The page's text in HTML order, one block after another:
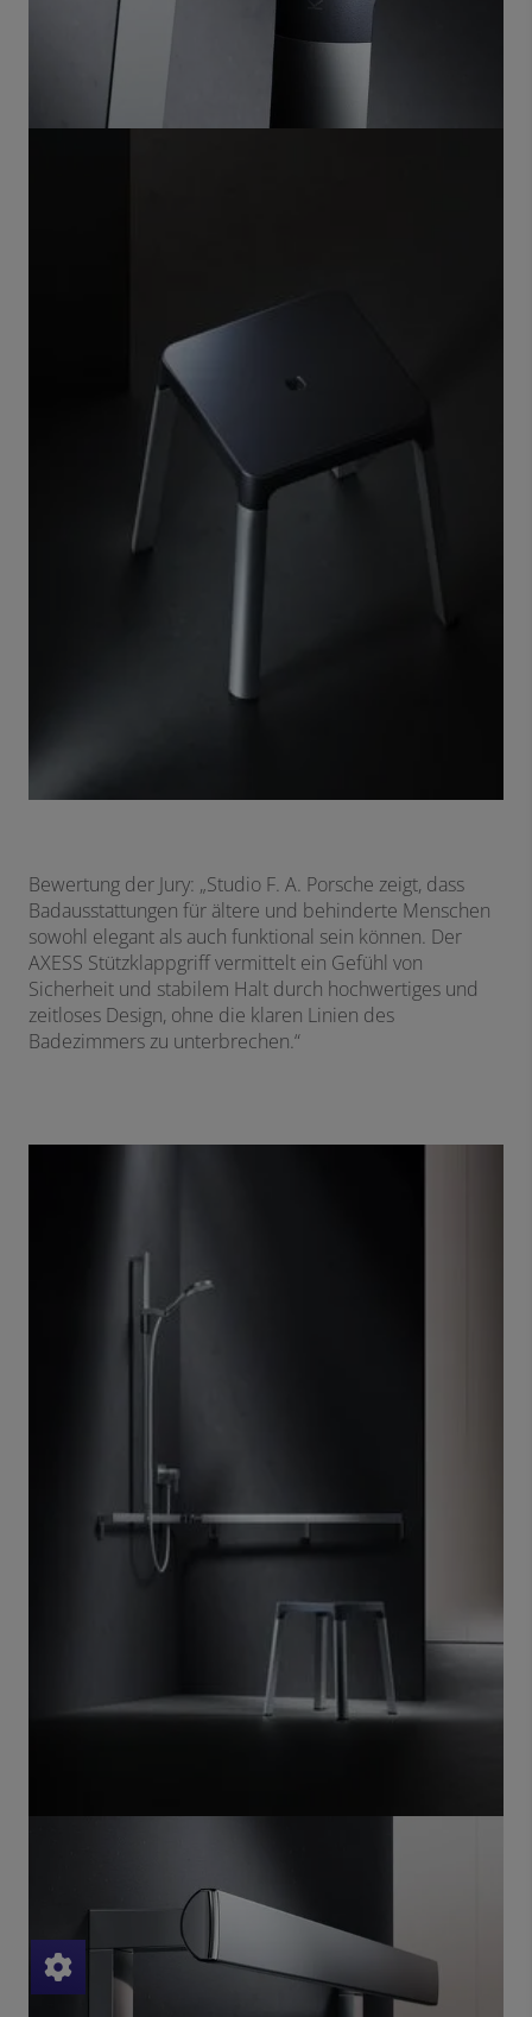
Bewertung der Jury: „Studio F. A. Porsche zeigt, dass
Badausstattungen für ältere und behinderte Menschen
sowohl elegant als auch funktional sein können. Der
AXESS Stützklappgriff vermittelt ein Gefühl von
Sicherheit und stabilem Halt durch hochwertiges und
zeitloses Design, ohne die klaren Linien des
Badezimmers zu unterbrechen.“